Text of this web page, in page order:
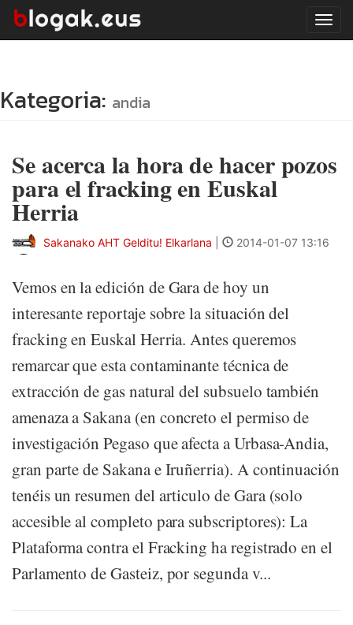
Kategoria: andia
Se acerca la hora de hacer pozos
para el fracking en Euskal
Herria
Sakanako AHT Gelditu! Elkarlana 2014-01-07 13:16
Vemos en la edición de Gara de hoy un
interesante reportaje sobre la situación del
fracking en Euskal Herria. Antes queremos
remarcar que esta contaminante técnica de
extracción de gas natural del subsuelo también
amenaza a Sakana (en concreto el permiso de
investigación Pegaso que afecta a Urbasa-Andia,
gran parte de Sakana e Iruñerria). A continuación
tenéis un resumen del articulo de Gara (solo
accesible al completo para subscriptores): La
Plataforma contra el Fracking ha registrado en el
Parlamento de Gasteiz, por segunda v...